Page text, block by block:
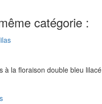
catégorie :
à la floraison double bleu lilacé